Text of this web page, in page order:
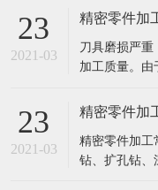
具自快进转为
对于位置精度
孔的加工顺序
23
2021-03
精密零件加
刀具磨损严重
加工质量。由
刀面磨损 后刀磨损只磨损部位主要发生在后刀面
示磨损量，这
较低的切削速
23
2021-03
精密零件加
精密零件加工
钻、扩孔钻、深孔